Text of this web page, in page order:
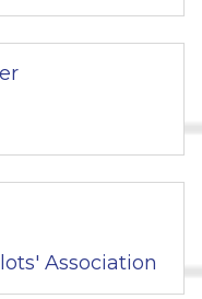
Association